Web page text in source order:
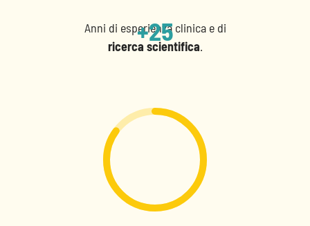
+25
Anni di esperienza clinica e di
ricerca scientifica.